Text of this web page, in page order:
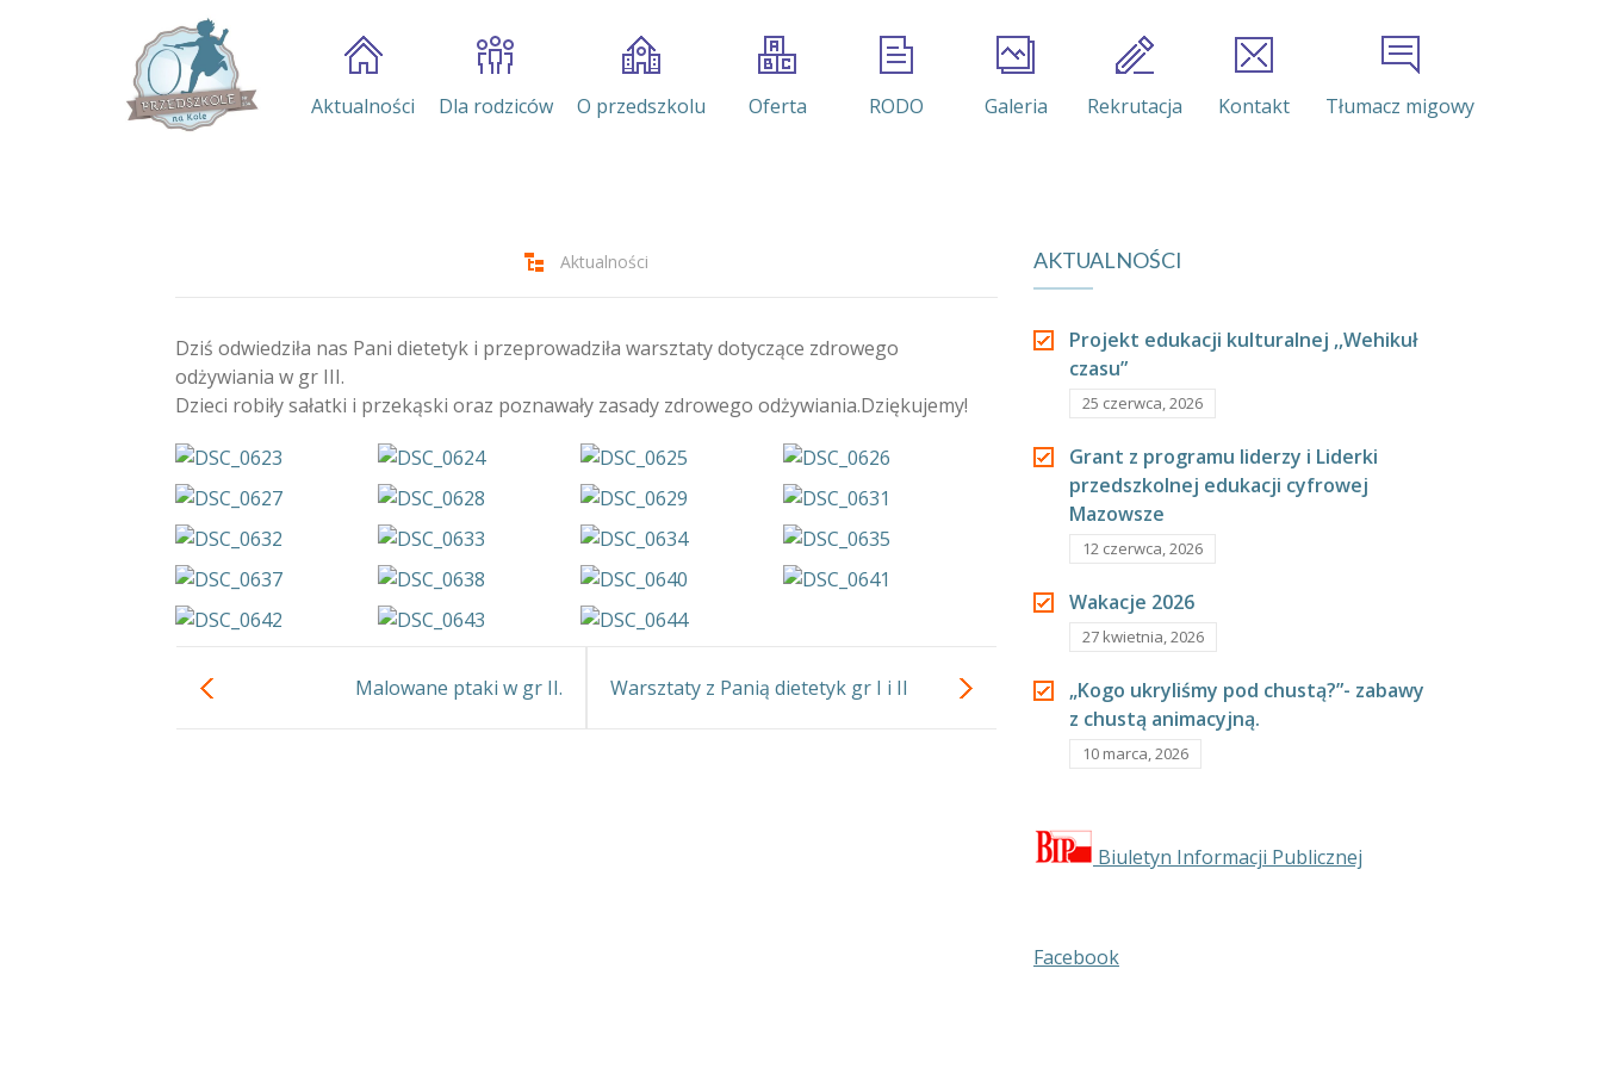
Aktualności Dla rodziców O przedszkolu Oferta RODO Galeria Rekrutacja Kontakt Tłumacz migowy
Aktualności
Dziś odwiedziła nas Pani dietetyk i przeprowadziła warsztaty dotyczące zdrowego
odżywiania w gr III.
Dzieci robiły sałatki i przekąski oraz poznawały zasady zdrowego odżywiania.Dziękujemy!
Malowane ptaki w gr II. Warsztaty z Panią dietetyk gr I i II
AKTUALNOŚCI
Projekt edukacji kulturalnej ,,Wehikuł
czasu”
25 czerwca, 2026
Grant z programu liderzy i Liderki
przedszkolnej edukacji cyfrowej
Mazowsze
12 czerwca, 2026
Wakacje 2026
27 kwietnia, 2026
„Kogo ukryliśmy pod chustą?”- zabawy
z chustą animacyjną.
10 marca, 2026
Biuletyn Informacji Publicznej
Facebook